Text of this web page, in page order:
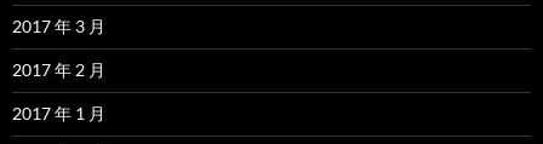
2017 年 3 月
2017 年 2 月
2017 年 1 月